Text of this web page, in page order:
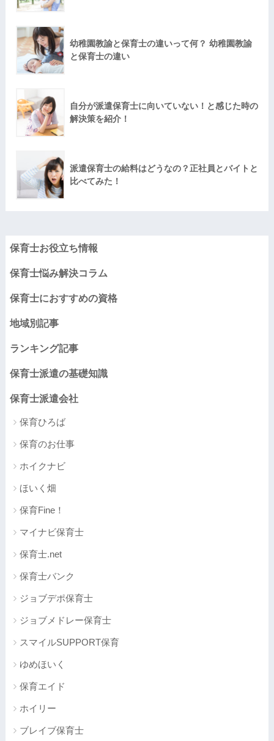
幼稚園教諭と保育士の違いって何？ 幼稚園教諭
と保育士の違い
自分が派遣保育士に向いていない！と感じた時の
解決策を紹介！
派遣保育士の給料はどうなの？正社員とバイトと
比べてみた！
保育士お役立ち情報
保育士悩み解決コラム
保育士におすすめの資格
地域別記事
ランキング記事
保育士派遣の基礎知識
保育士派遣会社
保育ひろば
保育のお仕事
ホイクナビ
ほいく畑
保育Fine！
マイナビ保育士
保育士.net
保育士バンク
ジョブデポ保育士
ジョブメドレー保育士
スマイルSUPPORT保育
ゆめほいく
保育エイド
ホイリー
ブレイブ保育士